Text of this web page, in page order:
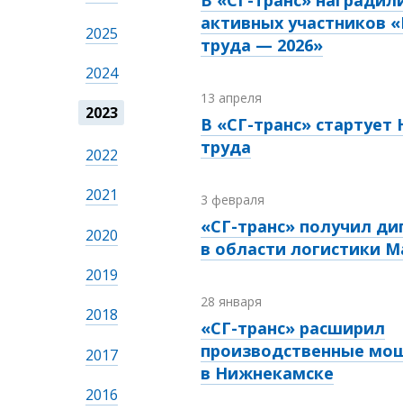
2025
2024
2023
2022
2021
2020
2019
2018
2017
2016
активных участников
труда — 2026»
13 апреля
В «СГ-транс»
труда
3 февраля
«СГ-транс» получил
в области логистики
28 января
«СГ-транс» расширил
производственные
в Нижнекамске